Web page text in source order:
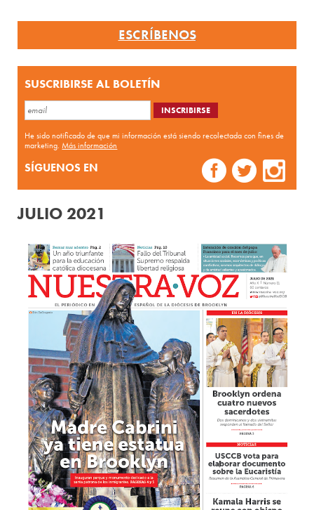
ESCRÍBENOS
SUSCRIBIRSE AL BOLETÍN
He sido notificado de que mi información está siendo recolectada con fines de
marketing.Más información
SÍGUENOS EN
JULIO 2021